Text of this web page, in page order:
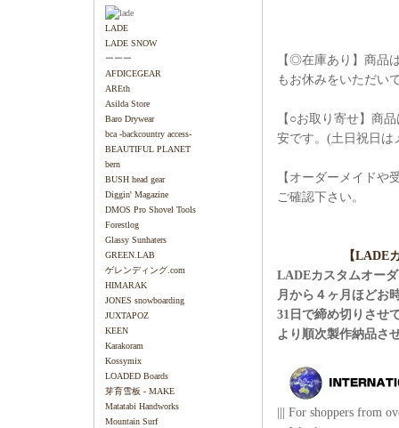
LADE
LADE SNOW
ーーー
AFDICEGEAR
AREth
Asilda Store
Baro Drywear
bca -backcountry access-
BEAUTIFUL PLANET
bern
BUSH head gear
Diggin' Magazine
DMOS Pro Shovel Tools
Forestlog
Glassy Sunhaters
GREEN.LAB
ゲレンディング.com
HIMARAK
JONES snowboarding
JUXTAPOZ
KEEN
Karakoram
Kossymix
LOADED Boards
芽育雪板 - MAKE
Matatabi Handworks
Mountain Surf
【◎在庫あり】商品
もお休みをいただい
【○お取り寄せ】商
安です。(土日祝日は
【オーダーメイド
ご確認下さい。
【LADE
LADEカスタムオー
月から４ヶ月ほどお
31日で締め切りさせ
より順次製作納品さ
||| For shoppers from